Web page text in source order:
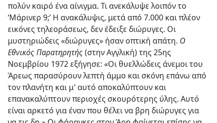
πολύν καιρό ένα αίνιγμα. Τι ανεκάλυψε λοιπόν το
‘Μάρινερ 9;’ Η ανακάλυψις, μετά από 7.000 και πλέον
εικόνες τηλεοράσεως, δεν έδειξε διώρυγες. Οι
μυστηριώδεις «διώρυγες» ήσαν οπτική απάτη. Ο
Εθνικός Παρατηρητής(στην Αγγλική) της 25ης
Νοεμβρίου 1972 εξήγησε: «Οι θυελλώδεις άνεμοι του
Άρεως παρασύρουν λεπτή άμμο και σκόνη επάνω από
τον πλανήτη και μ’ αυτό αποκαλύπτουν και
επανακαλύπτουν περιοχές σκουρότερης ύλης. Αυτό
είναι αρκετό για έναν που θέλει να βρη διώρυγες για